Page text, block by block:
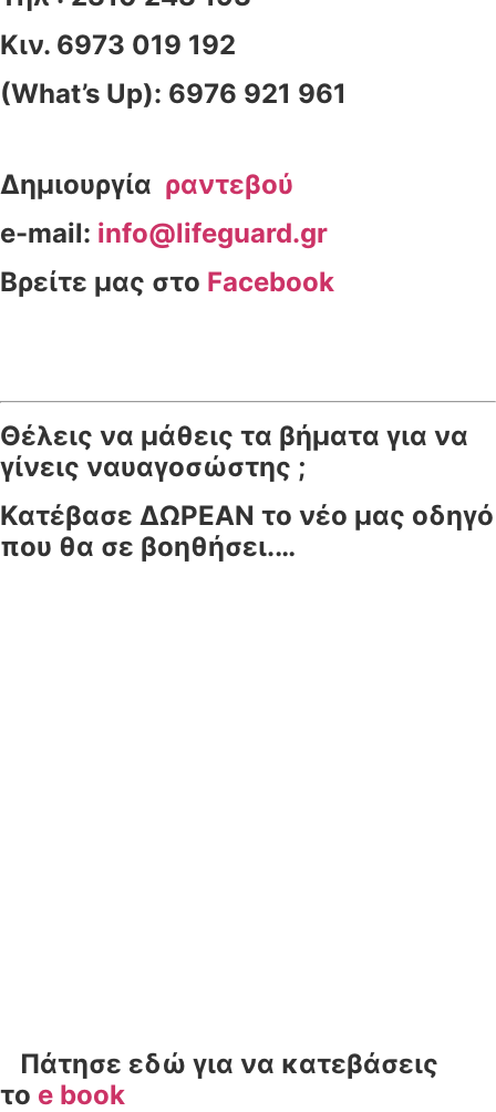
Κιν. 6973 019 192
(What’s Up): 6976 921 961
Δημιουργία ραντεβού
e-mail: info@lifeguard.gr
Βρείτε μας στο Facebook
Θέλεις να μάθεις τα βήματα για να
γίνεις ναυαγοσώστης ;
Κατέβασε ΔΩΡΕΑΝ το νέο μας οδηγό
που θα σε βοηθήσει.…
Πάτησε εδώ για να κατεβάσεις
το e book